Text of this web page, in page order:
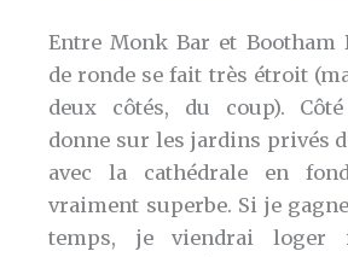
Entre Monk Bar et Bootham
de ronde se fait très étroit
deux côtés, du coup).
donne sur les jardins privés
avec la cathédrale en
vraiment superbe. Si je
temps, je viendrai loger